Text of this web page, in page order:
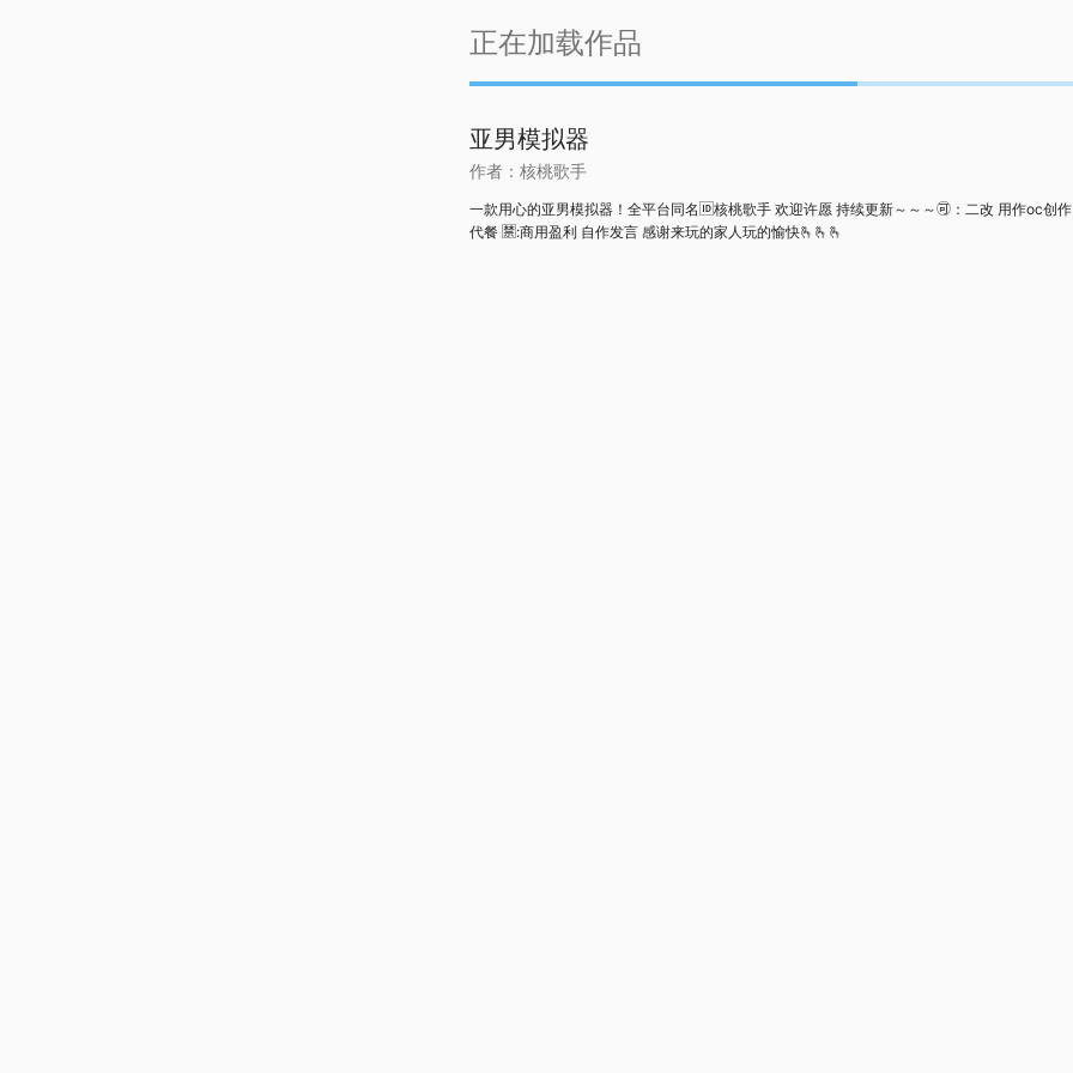
正在加载作品
亚男模拟器
作者： 核桃歌手
一款用心的亚男模拟器！全平台同名🆔核桃歌手 欢迎许愿 持续更新～～～🉑：二改 用作oc创
代餐 🈲:商用盈利 自作发言 感谢来玩的家人玩的愉快🫰🫰🫰